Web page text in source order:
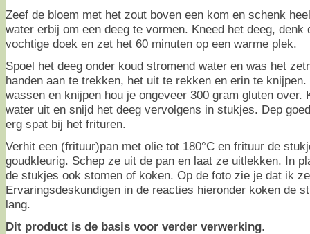
Zeef de bloem met het zout boven een kom en schenk
water erbij om een deeg te vormen. Kneed het deeg, denk
vochtige doek en zet het 60 minuten op een warme plek.
Spoel het deeg onder koud stromend water en was het
handen aan te trekken, het uit te rekken en erin te
wassen en knijpen hou je ongeveer 300 gram gluten over.
water uit en snijd het deeg vervolgens in stukjes. Dep
erg spat bij het frituren.
Verhit een (frituur)pan met olie tot 180°C en frituur de
goudkleurig. Schep ze uit de pan en laat ze uitlekken. In
de stukjes ook stomen of koken. Op de foto zie je dat ik
Ervaringsdeskundigen in de reacties hieronder koken de
lang.
Dit product is de basis voor verder verwerking.